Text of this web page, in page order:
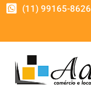
(11) 99165-8626